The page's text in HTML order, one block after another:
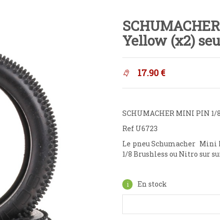
Yellow (x2)
17.90 €
SCHUMACHER MINI PIN
Ref U6723
Le pneu Schumacher Mini
1/8 Brushless ou Nitro sur
En stock